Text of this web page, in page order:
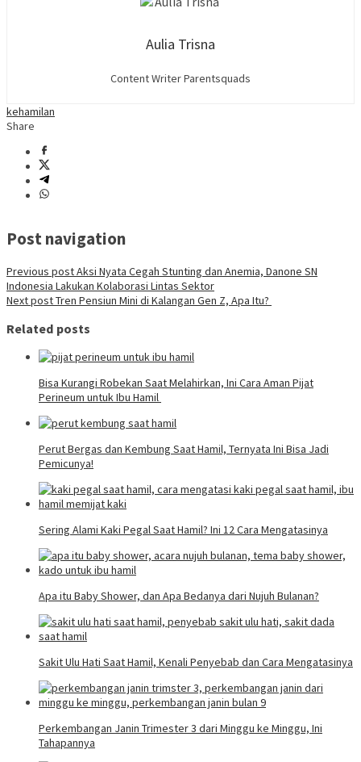
Aulia Trisna
Content Writer Parentsquads
kehamilan
Share
Post navigation
Previous postAksi Nyata Cegah Stunting dan Anemia, Danone SN
Indonesia Lakukan Kolaborasi Lintas Sektor
Next postTren Pensiun Mini di Kalangan Gen Z, Apa Itu?
Related posts
Bisa Kurangi Robekan Saat Melahirkan, Ini Cara Aman Pijat
Perineum untuk Ibu Hamil
Perut Bergas dan Kembung Saat Hamil, Ternyata Ini Bisa Jadi
Pemicunya!
Sering Alami Kaki Pegal Saat Hamil? Ini 12 Cara Mengatasinya
Apa itu Baby Shower, dan Apa Bedanya dari Nujuh Bulanan?
Sakit Ulu Hati Saat Hamil, Kenali Penyebab dan Cara Mengatasinya
Perkembangan Janin Trimester 3 dari Minggu ke Minggu, Ini
Tahapannya